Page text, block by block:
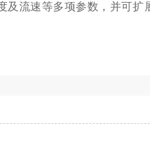
流速等多项参数，并可扩